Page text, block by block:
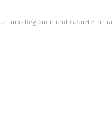
Urlaubs Regionen und Gebiete in